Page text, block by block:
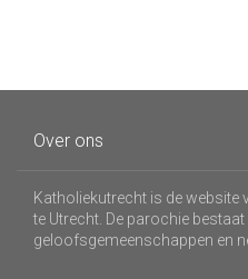
Over ons
Katholiekutrecht is de
te Utrecht. De parochie bestaat
geloofsgemeenschappen en